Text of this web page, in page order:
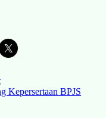
Kepersertaan BPJS